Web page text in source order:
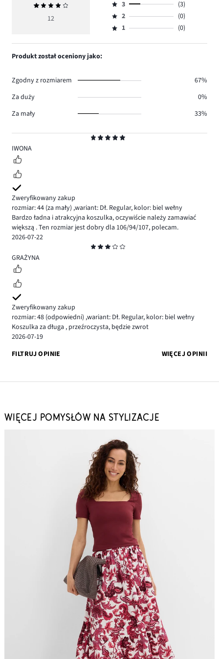
5
IWONA
Zweryfikowany zakup
rozmiar: 44 (za mały) ,wariant: Dł. Regular, kolor: biel wełny
Bardzo ładna i atrakcyjna koszulka, oczywiście należy zamawiać
większą . Ten rozmiar jest dobry dla 106/94/107, polecam.
2026-07-22
3
GRAŻYNA
Zweryfikowany zakup
rozmiar: 48 (odpowiedni) ,wariant: Dł. Regular, kolor: biel wełny
Koszulka za długa , przeźroczysta, będzie zwrot
2026-07-19
FILTRUJ OPINIE
WIĘCEJ OPINII
Średnia
ocena
12
ilość
głosów
7.
4,
ilość
głosów
Ocena
3,
ilość
3
(3)
Ocena
2,
2
(0)
Ocena
1,
1 (0)
Produkt został oceniony jako:
Zgodny z rozmiarem
67%
Za duży
0%
Za mały
33%
WIĘCEJ POMYSŁÓW NA STYLIZACJE